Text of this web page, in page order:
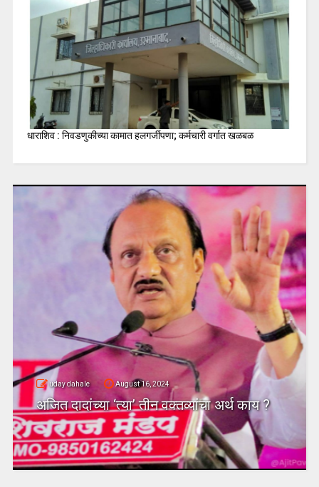
धाराशिव : निवडणुकीच्या कामात हलगर्जीपणा; कर्मचारी वर्गात खळबळ
uday dahale August 16, 2024
अजित दादांच्या ‘त्या’ तीन वक्तव्यांचा अर्थ काय ?